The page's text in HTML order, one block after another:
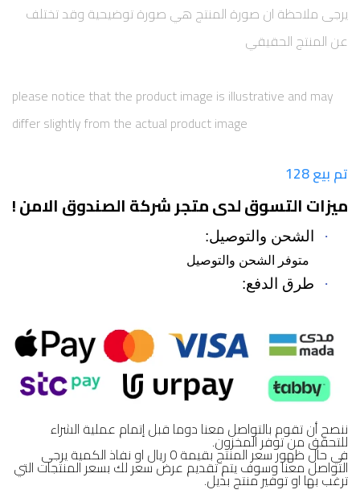
يرجى ملاحظة ان صورة المنتج هي صورة توضيحية وقد تختلف
عن المنتج الحقيقي
please notice that the product image is illustrative and may
differ slightly from the actual product image
تم بيع 128
ميزات التسوق لدى متجر شركة الصندوق الامن !
· الشحن والتوصيل:
متوفر الشحن والتوصيل
· طرق الدفع:
ننصح أن تقوم بالتواصل معنا دوما قبل إتمام عملية الشراء
للتحقق من توفر المخزون.
في حال ظهور سعر المنتج بقيمة 0 ريال او نفاذ الكمية يرجى
التواصل معنا وسوف يتم تقديم عرض سعر لك بسعر المنتجات التي
ترغب بها او توفير منتج بديل.